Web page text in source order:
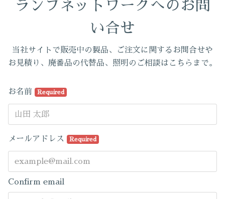
ランプネットワークへのお問
い合せ
当社サイトで販売中の製品、ご注文に関するお問合せや
お見積り、廃番品の代替品、照明のご相談はこちらまで。
お名前 Required
メールアドレス Required
Confirm email